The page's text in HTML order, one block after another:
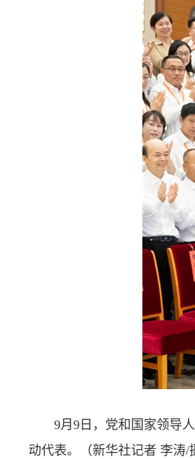
9月9日，党和国家领导
动代表。（新华社记者 李涛/